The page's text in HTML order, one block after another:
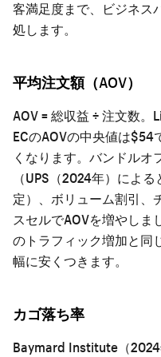
客満足度まで、ビジネス
処します。
平均注文額（AOV）
AOV = 総収益 ÷ 注文数
ECのAOVの中央値は$54
くなります。バンドルオ
（UPS（2024年）によ
定）、ボリューム割引、
スセルでAOVを増やしま
のトラフィック増加と同
幅に安くつきます。
カゴ落ち率
Baymard Institute（